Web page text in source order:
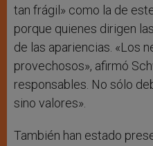
tan frágil» como la de
porque quienes dirigen
de las apariencias. «Los
provechosos», afirmó
responsables. No sólo
sino valores».
También han estado